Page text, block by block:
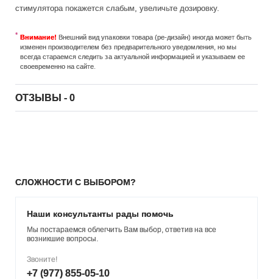
стимулятора покажется слабым, увеличьте дозировку.
Внимание! Внешний вид упаковки товара (ре-дизайн) иногда может быть
изменен производителем без предварительного уведомления, но мы
всегда стараемся следить за актуальной информацией и указываем ее
своевременно на сайте.
ОТЗЫВЫ - 0
СЛОЖНОСТИ С ВЫБОРОМ?
Наши консультанты рады помочь
Мы постараемся облегчить Вам выбор, ответив на все
возникшие вопросы.
Звоните!
+7 (977) 855-05-10